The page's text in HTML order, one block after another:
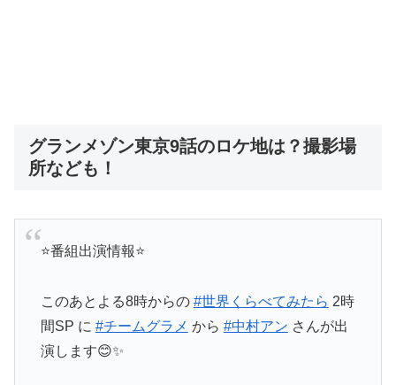
グランメゾン東京9話のロケ地は？撮影場
所なども！
⭐️番組出演情報⭐️
このあとよる8時からの #世界くらべてみたら 2時
間SP に #チームグラメ から #中村アン さんが出
演します😊✨